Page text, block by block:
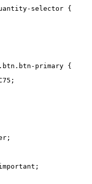
selector {
primary {